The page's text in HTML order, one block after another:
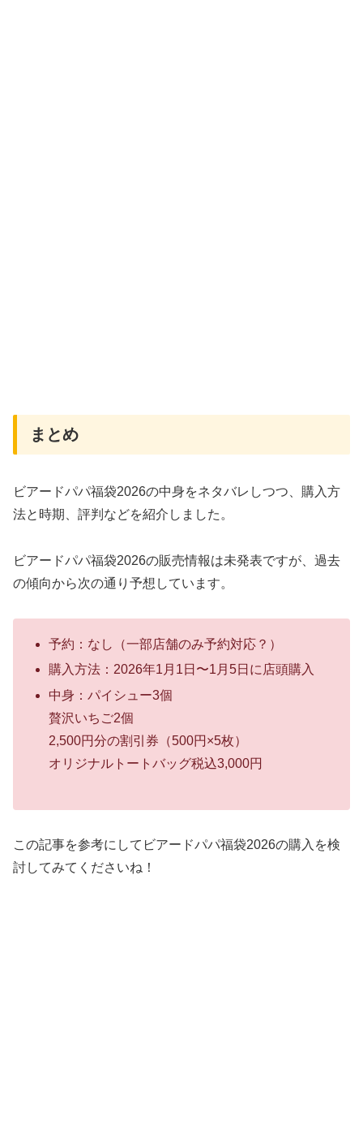
まとめ
ビアードパパ福袋2026の中身をネタバレしつつ、購入方
法と時期、評判などを紹介しました。
ビアードパパ福袋2026の販売情報は未発表ですが、過去
の傾向から次の通り予想しています。
予約：なし（一部店舗のみ予約対応？）
購入方法：2026年1月1日〜1月5日に店頭購入
中身：パイシュー3個
贅沢いちご2個
2,500円分の割引券（500円×5枚）
オリジナルトートバッグ税込3,000円
この記事を参考にしてビアードパパ福袋2026の購入を検
討してみてくださいね！